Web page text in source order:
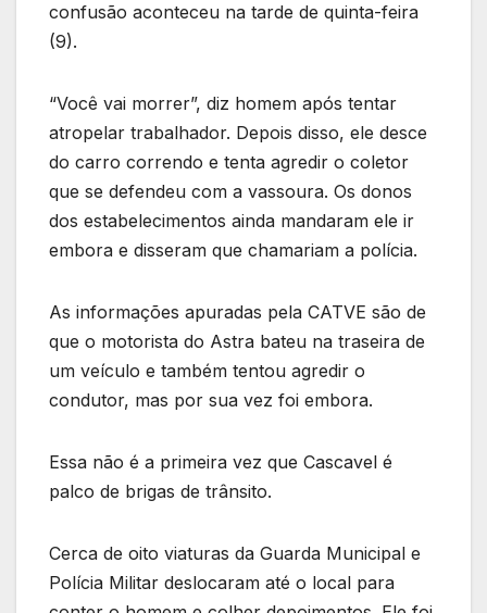
confusão aconteceu na tarde de quinta-feira
(9).
“Você vai morrer”, diz homem após tentar
atropelar trabalhador. Depois disso, ele desce
do carro correndo e tenta agredir o coletor
que se defendeu com a vassoura. Os donos
dos estabelecimentos ainda mandaram ele ir
embora e disseram que chamariam a polícia.
As informações apuradas pela CATVE são de
que o motorista do Astra bateu na traseira de
um veículo e também tentou agredir o
condutor, mas por sua vez foi embora.
Essa não é a primeira vez que Cascavel é
palco de brigas de trânsito.
Cerca de oito viaturas da Guarda Municipal e
Polícia Militar deslocaram até o local para